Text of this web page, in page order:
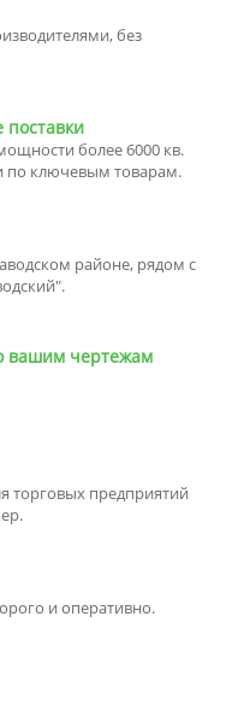
без
более 6000 кв.
по ключевым товарам.
районе, рядом с
вашим чертежам
торговых предприятий
и оперативно.